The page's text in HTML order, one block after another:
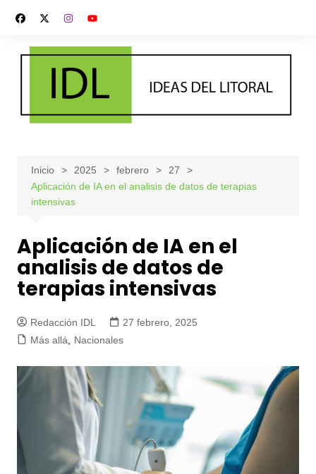
contenido
Inicio 2025 febrero
27
Aplicación de IA en el analisis de datos de terapias
intensivas
Aplicación de IA en el
analisis de datos de
terapias intensivas
Redacción IDL
27 febrero, 2025
Más allá, Nacionales